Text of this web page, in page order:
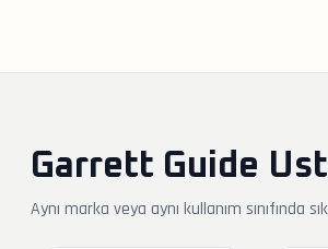
Garrett Guide
Aynı marka veya aynı kullanım sınıfında